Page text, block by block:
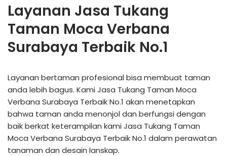
Layanan Jasa Tukang
Taman Moca Verbana
Surabaya Terbaik No.1
Layanan bertaman profesional bisa membuat taman
anda lebih bagus. Kami Jasa Tukang Taman Moca
Verbana Surabaya Terbaik No.1 akan menetapkan
bahwa taman anda menonjol dan berfungsi dengan
baik berkat keterampilan kami Jasa Tukang Taman
Moca Verbana Surabaya Terbaik No.1 dalam perawatan
tanaman dan desain lanskap.